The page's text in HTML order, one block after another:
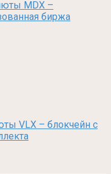
MDX –
биржа
VLX – блокчейн с